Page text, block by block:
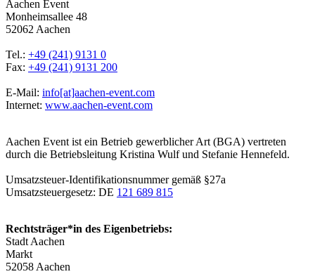
Aachen Event
Monheimsallee 48
52062 Aachen
Tel.: +49 (241) 9131 0
Fax: +49 (241) 9131 200
E-Mail: info[at]​aachen-event.com
Internet: www.aachen-event.com
Aachen Event ist ein Betrieb gewerblicher Art (BGA) vertreten
durch die Betriebsleitung Kristina Wulf und Stefanie Hennefeld.
Umsatzsteuer-Identifikationsnummer gemäß §27a
Umsatzsteuergesetz: DE 121 689 815
Rechtsträger*in des Eigenbetriebs:
Stadt Aachen
Markt
52058 Aachen